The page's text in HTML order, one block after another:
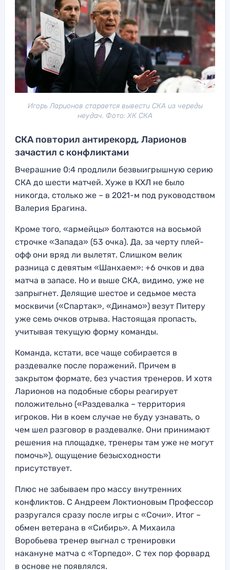
Игорь Ларионов старается вывести СКА из череды
неудач. Фото: ХК СКА
СКА повторил антирекорд, Ларионов
зачастил с конфликтами
Вчерашние 0:4 продлили безвыигрышную серию
СКА до шести матчей. Хуже в КХЛ не было
никогда, столько же – в 2021-м под руководством
Валерия Брагина.
Кроме того, «армейцы» болтаются на восьмой
строчке «Запада» (53 очка). Да, за черту плей-
офф они вряд ли вылетят. Слишком велик
разница с девятым «Шанхаем»: +6 очков и два
матча в запасе. Но и выше СКА, видимо, уже не
запрыгнет. Делящие шестое и седьмое места
москвичи («Спартак», «Динамо») везут Питеру
уже семь очков отрыва. Настоящая пропасть,
учитывая текущую форму команды.
Команда, кстати, все чаще собирается в
раздевалке после поражений. Причем в
закрытом формате, без участия тренеров. И хотя
Ларионов на подобные сборы реагирует
положительно («Раздевалка – территория
игроков. Ни в коем случае не буду узнавать, о
чем шел разговор в раздевалке. Они принимают
решения на площадке, тренеры там уже не могут
помочь»), ощущение безысходности
присутствует.
Плюс не забываем про массу внутренних
конфликтов. С Андреем Локтионовым Профессор
разругался сразу после игры с «Сочи». Итог –
обмен ветерана в «Сибирь». А Михаила
Воробьева тренер выгнал с тренировки
накануне матча с «Торпедо». С тех пор форвард
в основе не появлялся.